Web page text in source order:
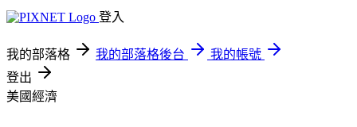
登入
我的部落格 我的部落格後台
我的帳號
登出
美國經濟